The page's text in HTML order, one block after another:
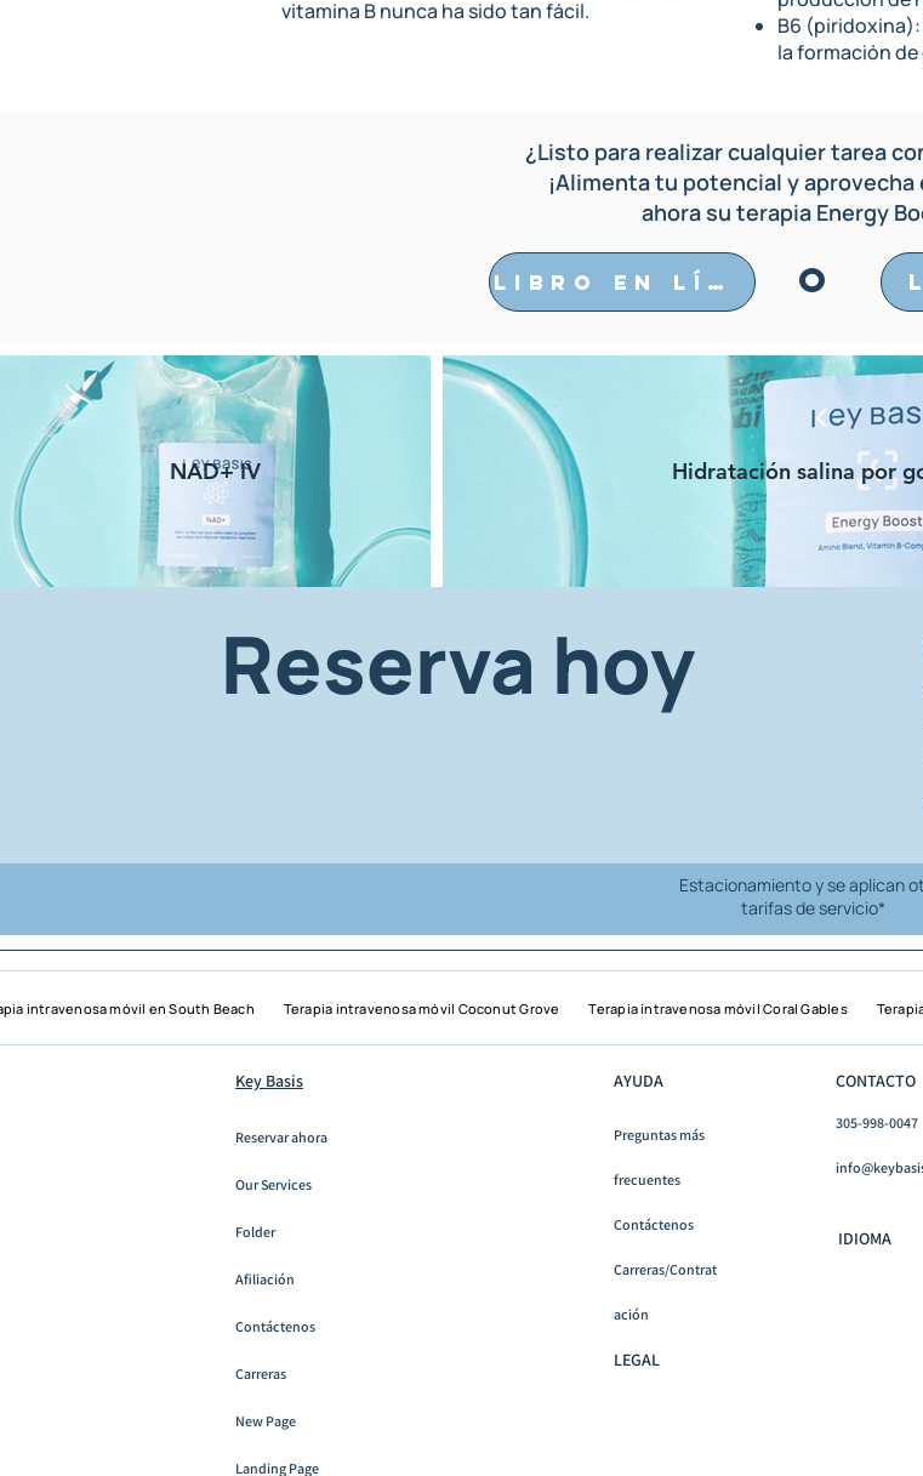
vitamina B nunca ha sido tan fácil.
B6
la formación
¿Listo para realizar cualquier tarea
¡Alimenta tu potencial y aprovecha
ahora su terapia Energy
Libro en línea O
NAD+ IV Hidratación salina por
Reserva hoy
Estacionamiento y se aplican
tarifas de servicio*
intravenosa móvil en South Beach Terapia intravenosa móvil Coconut Grove Terapia intravenosa móvil Coral Gables
Key Basis
Reservar ahora
Our Services
Folder
Afiliación
Contáctenos
Carreras
New Page
Landing Page
AYUDA
Preguntas más
frecuentes
Contáctenos
Carreras/Contrat
ación
LEGAL
CONTACTO
305-998-0047
IDIOMA